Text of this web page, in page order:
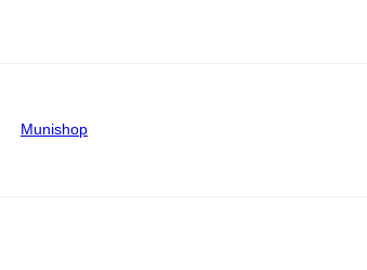
Munishop